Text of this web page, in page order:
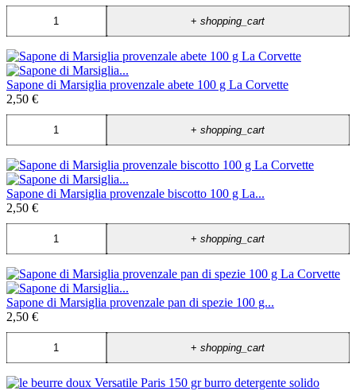
+shopping_cart
Sapone di Marsiglia provenzale abete 100 g La Corvette
2,50 €
+shopping_cart
Sapone di Marsiglia provenzale biscotto 100 g La...
2,50 €
+shopping_cart
Sapone di Marsiglia provenzale pan di spezie 100 g...
2,50 €
+shopping_cart